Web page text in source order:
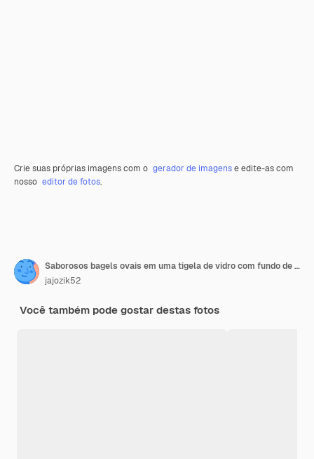
Crie suas próprias imagens com o gerador de imagense edite-as com
nosso editor de fotos.
Saborosos bagels ovais em uma tigela de vidro com fundo de madeira velho
jajozik52
Você também pode gostar destas fotos